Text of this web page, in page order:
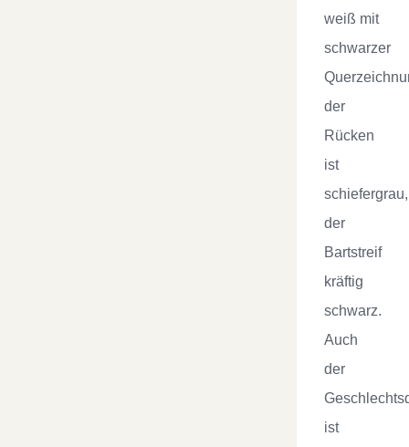
weiß mit
schwarzer
der
Rücken
ist
schiefergrau,
der
Bartstreif
kräftig
schwarz.
Auch
der
ist